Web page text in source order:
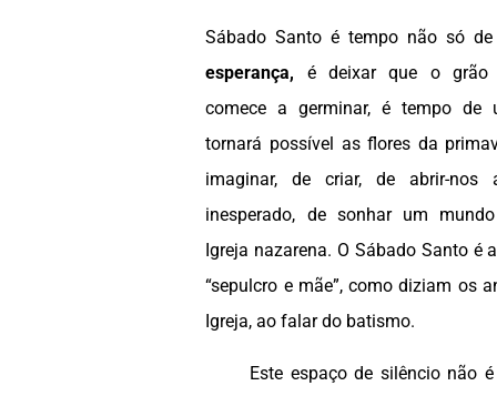
Sábado Santo é tempo não só de
esperança, é deixar que o grão
comece a germinar, é tempo de
tornará possível as flores da
imaginar, de criar, de abrir-
inesperado, de sonhar um
Igreja nazarena. O Sábado Santo é
“sepulcro e mãe”, como diziam os
Igreja, ao falar do batismo.
Este espaço de silêncio não